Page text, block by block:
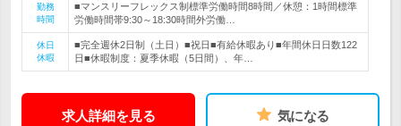
勤務
時間
■マンスリーフレックス制標準労働時間8時間／休憩：1時間標準
労働時間帯9:30～18:30時間外労働…
休日
休暇
■完全週休2日制（土日）■祝日■有給休暇あり■年間休日日数122
日■休暇制度：夏季休暇（5日間）、年…
求人詳細を見る 気になる